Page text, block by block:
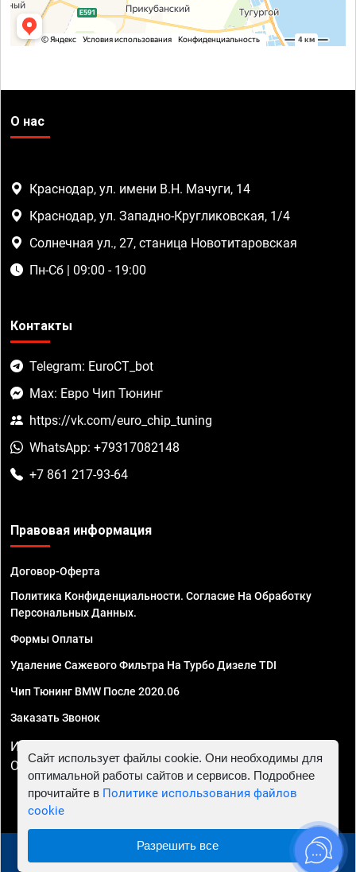
О нас
Краснодар, ул. имени В.Н. Мачуги, 14
Краснодар, ул. Западно-Кругликовская, 1/4
Солнечная ул., 27, станица Новотитаровская
Пн-Сб | 09:00 - 19:00
Контакты
Telegram: EuroCT_bot
Max: Евро Чип Тюнинг
https://vk.com/euro_chip_tuning
WhatsApp: +79317082148
+7 861 217-93-64
Правовая информация
Договор-Оферта
Политика Конфиденциальности. Согласие На Обработку
Персональных Данных.
Формы Оплаты
Удаление Сажевого Фильтра На Турбо Дизеле TDI
Чип Тюнинг BMW После 2020.06
Заказать Звонок
ИП Смирнов Георгий Павлович. ИНН 781302555843,
ОГРНИП 324470400032610
© 2010 - 2026 Чип тюнинг в Краснодаре - Автосервис
Сайт использует файлы cookie. Они необходимы для
оптимальной работы сайтов и сервисов. Подробнее
прочитайте в Политике использования файлов
cookie
Разрешить все